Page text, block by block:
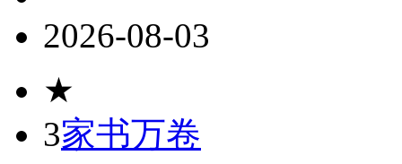
2026-08-03
★
3家书万卷